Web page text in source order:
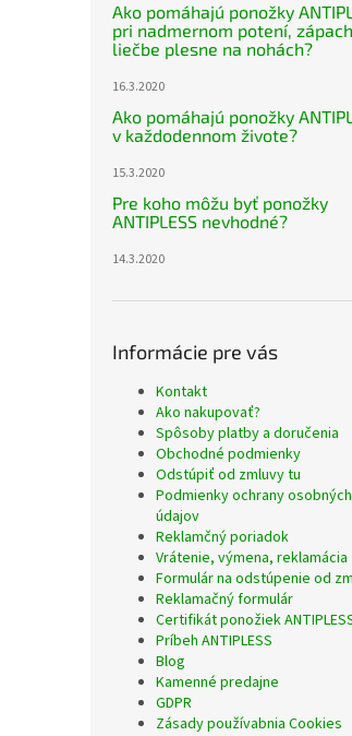
Ako pomáhajú ponožky
pri nadmernom potení,
liečbe plesne na nohách?
16.3.2020
Ako pomáhajú ponožky
v každodennom živote?
15.3.2020
Pre koho môžu byť ponožky
ANTIPLESS nevhodné?
14.3.2020
Informácie pre vás
Kontakt
Ako nakupovať?
Spôsoby platby a doručenia
Obchodné podmienky
Odstúpiť od zmluvy tu
Podmienky ochrany osobných
údajov
Reklamčný poriadok
Vrátenie, výmena, reklamácia
Formulár na odstúpenie od
Reklamačný formulár
Certifikát ponožiek
Príbeh ANTIPLESS
Blog
Kamenné predajne
GDPR
Zásady používabnia Cookies